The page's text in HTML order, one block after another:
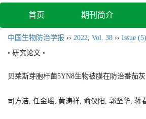
首页 期刊简介
中国生物防治学报 ›› 2022, Vol. 38 ›› Issue (5)
• 研究论文 •
贝莱斯芽胞杆菌5YN8生物被膜在防治番茄
司方洁, 任金瑶, 黄涛祥, 俞仪阳, 郭坚华,